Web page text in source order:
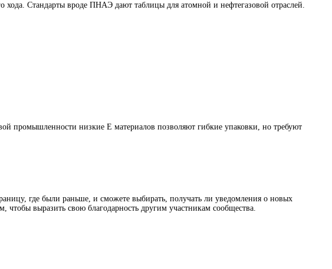
Стандарты вроде ПНАЭ дают таблицы для атомной и нефтегазовой отраслей.
промышленности низкие E материалов позволяют гибкие упаковки, но требуют
где были раньше, и сможете выбирать, получать ли уведомления о новых
чтобы выразить свою благодарность другим участникам сообщества.